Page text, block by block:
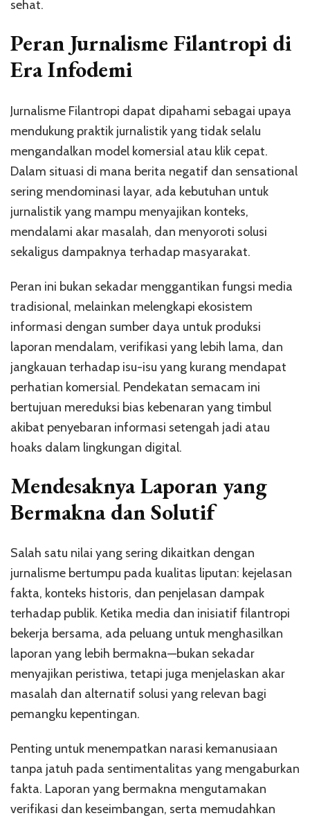
sehat.
Peran Jurnalisme Filantropi di
Era Infodemi
Jurnalisme Filantropi dapat dipahami sebagai upaya
mendukung praktik jurnalistik yang tidak selalu
mengandalkan model komersial atau klik cepat.
Dalam situasi di mana berita negatif dan sensational
sering mendominasi layar, ada kebutuhan untuk
jurnalistik yang mampu menyajikan konteks,
mendalami akar masalah, dan menyoroti solusi
sekaligus dampaknya terhadap masyarakat.
Peran ini bukan sekadar menggantikan fungsi media
tradisional, melainkan melengkapi ekosistem
informasi dengan sumber daya untuk produksi
laporan mendalam, verifikasi yang lebih lama, dan
jangkauan terhadap isu-isu yang kurang mendapat
perhatian komersial. Pendekatan semacam ini
bertujuan mereduksi bias kebenaran yang timbul
akibat penyebaran informasi setengah jadi atau
hoaks dalam lingkungan digital.
Mendesaknya Laporan yang
Bermakna dan Solutif
Salah satu nilai yang sering dikaitkan dengan
jurnalisme bertumpu pada kualitas liputan: kejelasan
fakta, konteks historis, dan penjelasan dampak
terhadap publik. Ketika media dan inisiatif filantropi
bekerja bersama, ada peluang untuk menghasilkan
laporan yang lebih bermakna—bukan sekadar
menyajikan peristiwa, tetapi juga menjelaskan akar
masalah dan alternatif solusi yang relevan bagi
pemangku kepentingan.
Penting untuk menempatkan narasi kemanusiaan
tanpa jatuh pada sentimentalitas yang mengaburkan
fakta. Laporan yang bermakna mengutamakan
verifikasi dan keseimbangan, serta memudahkan